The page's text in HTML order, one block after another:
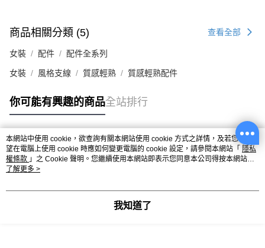
商品相關分類 (5) 查看全部
女裝 配件 配件全系列
女裝 風格支線 質感輕熟 質感輕熟配件
你可能有興趣的商品全站排行
熱門標籤
本網站中使用 cookie，欲查詢有關本網站使用 cookie 方式之詳情，及若您不希
望在電腦上使用 cookie 時應如何變更電腦的 cookie 設定，請參閱本網站「 隱私
權條款 」之 Cookie 聲明。您繼續使用本網站即表示您同意本公司得按本網站使
用條款之 Cookie 聲明使用 cookie。
了解更多 >
我知道了